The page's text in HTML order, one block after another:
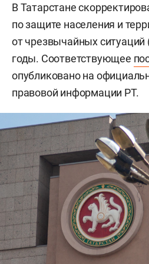
В Татарстане
по защите населения и
от чрезвычайных
годы. Соответствующее
опубликовано на
правовой информации РТ.